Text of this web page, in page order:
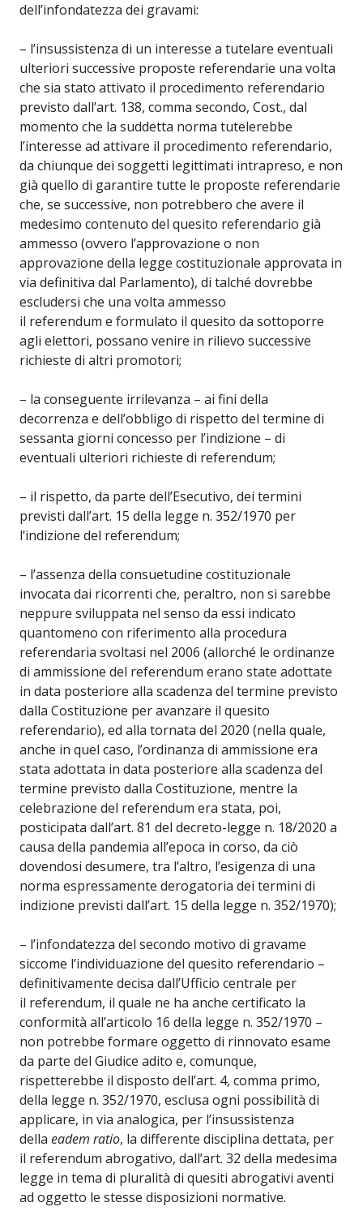
dell’infondatezza dei gravami:
– l’insussistenza di un interesse a tutelare eventuali
ulteriori successive proposte referendarie una volta
che sia stato attivato il procedimento referendario
previsto dall’art. 138, comma secondo, Cost., dal
momento che la suddetta norma tutelerebbe
l’interesse ad attivare il procedimento referendario,
da chiunque dei soggetti legittimati intrapreso, e non
già quello di garantire tutte le proposte referendarie
che, se successive, non potrebbero che avere il
medesimo contenuto del quesito referendario già
ammesso (ovvero l’approvazione o non
approvazione della legge costituzionale approvata in
via definitiva dal Parlamento), di talché dovrebbe
escludersi che una volta ammesso
il referendum e formulato il quesito da sottoporre
agli elettori, possano venire in rilievo successive
richieste di altri promotori;
– la conseguente irrilevanza – ai fini della
decorrenza e dell’obbligo di rispetto del termine di
sessanta giorni concesso per l’indizione – di
eventuali ulteriori richieste di referendum;
– il rispetto, da parte dell’Esecutivo, dei termini
previsti dall’art. 15 della legge n. 352/1970 per
l’indizione del referendum;
– l’assenza della consuetudine costituzionale
invocata dai ricorrenti che, peraltro, non si sarebbe
neppure sviluppata nel senso da essi indicato
quantomeno con riferimento alla procedura
referendaria svoltasi nel 2006 (allorché le ordinanze
di ammissione del referendum erano state adottate
in data posteriore alla scadenza del termine previsto
dalla Costituzione per avanzare il quesito
referendario), ed alla tornata del 2020 (nella quale,
anche in quel caso, l’ordinanza di ammissione era
stata adottata in data posteriore alla scadenza del
termine previsto dalla Costituzione, mentre la
celebrazione del referendum era stata, poi,
posticipata dall’art. 81 del decreto-legge n. 18/2020 a
causa della pandemia all’epoca in corso, da ciò
dovendosi desumere, tra l’altro, l’esigenza di una
norma espressamente derogatoria dei termini di
indizione previsti dall’art. 15 della legge n. 352/1970);
– l’infondatezza del secondo motivo di gravame
siccome l’individuazione del quesito referendario –
definitivamente decisa dall’Ufficio centrale per
il referendum, il quale ne ha anche certificato la
conformità all’articolo 16 della legge n. 352/1970 –
non potrebbe formare oggetto di rinnovato esame
da parte del Giudice adito e, comunque,
rispetterebbe il disposto dell’art. 4, comma primo,
della legge n. 352/1970, esclusa ogni possibilità di
applicare, in via analogica, per l’insussistenza
della eadem ratio, la differente disciplina dettata, per
il referendum abrogativo, dall’art. 32 della medesima
legge in tema di pluralità di quesiti abrogativi aventi
ad oggetto le stesse disposizioni normative.